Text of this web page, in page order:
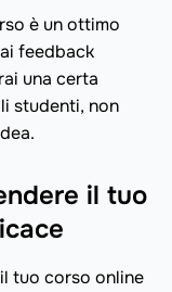
è un ottimo
feedback
una certa
studenti, non
il tuo
tuo corso online